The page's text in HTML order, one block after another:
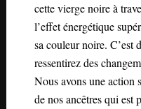
cette vierge noire à
l’effet énergétique
sa couleur noire. C’est
ressentirez des
Nous avons une action
de nos ancêtres qui est